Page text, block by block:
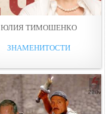
ЮЛИЯ ТИМОШЕНКО
ЗНАМЕНИТОСТИ